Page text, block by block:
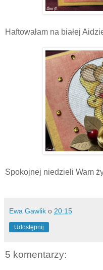
Haftowałam na białej
Spokojnej niedzieli Wam
Ewa Gawlik o 20:15
Udostępnij
5 komentarzy: